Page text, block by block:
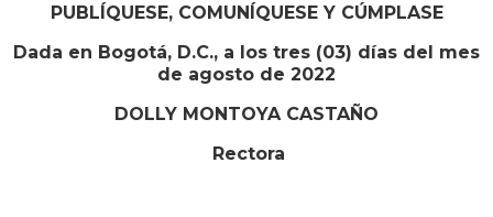
PUBLÍQUESE, COMUNÍQUESE Y CÚMPLASE
Dada en Bogotá, D.C., a los tres (03) días del mes
de agosto de 2022
DOLLY MONTOYA CASTAÑO
Rectora